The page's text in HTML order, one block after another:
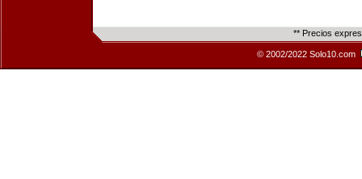
** Precios
© 2002/2022 Solo10.com